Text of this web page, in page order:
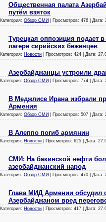
Общественная палата
путём взяток
Категория: Обзор СМИ | Просмотров: 476 | Дата:
Турецкая оппозиция подает
лагере сирийских беженцев
Категория: Новости | Просмотров: 424 | Дата:
Азербайджанцы устроили
Категория: Обзор СМИ | Просмотров: 774 | Дата:
В Меджлисе Ирана избрали
Армения
Категория: Обзор СМИ | Просмотров: 507 | Дата:
В Алеппо погиб армянин
Категория: Новости | Просмотров: 625 | Дата:
СМИ: На бакинской нефти
азербайджанский народ
Категория: Обзор СМИ | Просмотров: 470 | Дата:
Глава МИД Армении обсудил
Азербайджаном вред
Категория: Новости | Просмотров: 417 | Дата: